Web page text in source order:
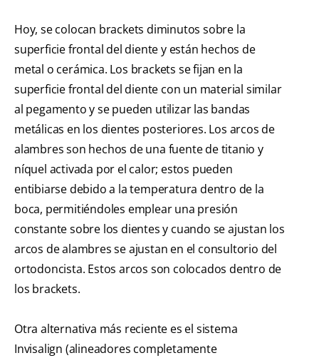
Hoy, se colocan brackets diminutos sobre la
superficie frontal del diente y están hechos de
metal o cerámica. Los brackets se fijan en la
superficie frontal del diente con un material similar
al pegamento y se pueden utilizar las bandas
metálicas en los dientes posteriores. Los arcos de
alambres son hechos de una fuente de titanio y
níquel activada por el calor; estos pueden
entibiarse debido a la temperatura dentro de la
boca, permitiéndoles emplear una presión
constante sobre los dientes y cuando se ajustan los
arcos de alambres se ajustan en el consultorio del
ortodoncista. Estos arcos son colocados dentro de
los brackets.
Otra alternativa más reciente es el sistema
Invisalign (alineadores completamente